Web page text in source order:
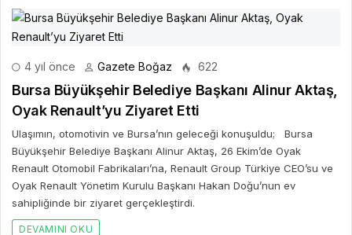
4 yıl önce Gazete Boğaz 622
Bursa Büyükşehir Belediye Başkanı Alinur Aktaş,
Oyak Renault’yu Ziyaret Etti
Ulaşımın, otomotivin ve Bursa’nın geleceği konuşuldu; Bursa
Büyükşehir Belediye Başkanı Alinur Aktaş, 26 Ekim’de Oyak
Renault Otomobil Fabrikaları’na, Renault Group Türkiye CEO’su ve
Oyak Renault Yönetim Kurulu Başkanı Hakan Doğu’nun ev
sahipliğinde bir ziyaret gerçekleştirdi.
DEVAMINI OKU